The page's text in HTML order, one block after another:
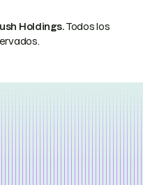
Holdings.Todos los